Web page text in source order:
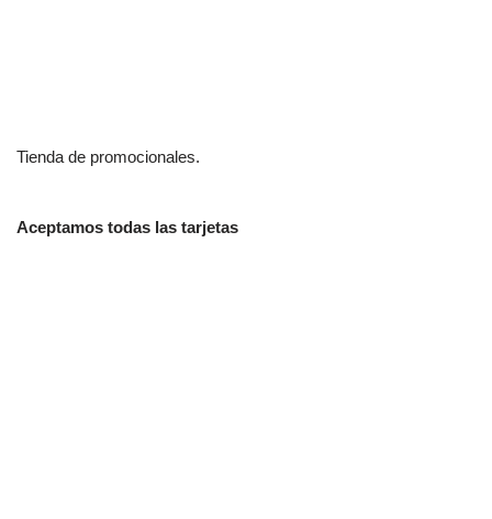
Tienda de promocionales.
Aceptamos todas las tarjetas